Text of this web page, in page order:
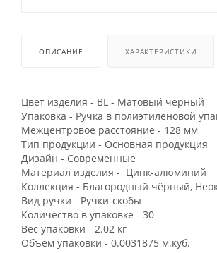
ОПИСАНИЕ ХАРАКТЕРИСТИКИ
Цвет изделия - BL - Матовый чёрный
Упаковка - Ручка в полиэтиленовой
Межцентровое расстояние - 128 мм
Тип продукции - Основная продукция
Дизайн - Современные
Материал изделия - Цинк-алюминий
Коллекция - Благородный чёрный,
Вид ручки - Ручки-скобы
Количество в упаковке - 30
Вес упаковки - 2.02 кг
Объем упаковки - 0.0031875 м.куб.